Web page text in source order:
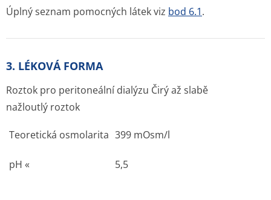
Úplný seznam pomocných látek viz bod 6.1.
3. LÉKOVÁ FORMA
Roztok pro peritoneální dialýzu Čirý až slabě
nažloutlý roztok
Teoretická osmolarita 399 mOsm/l
pH « 5,5